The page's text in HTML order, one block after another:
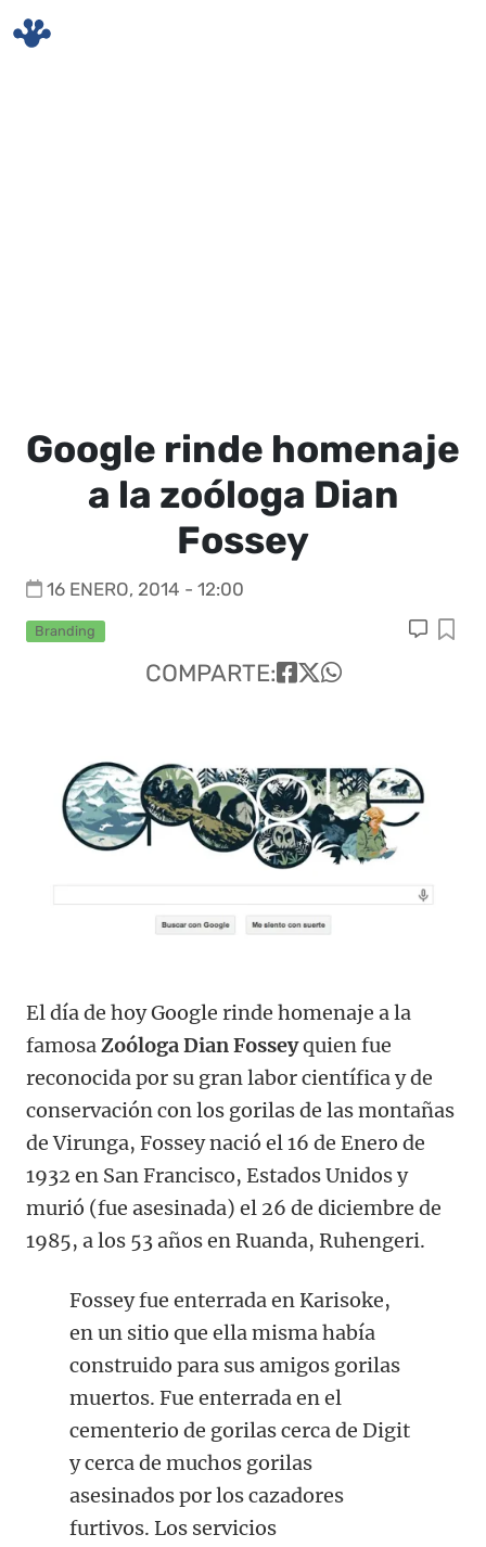
Google rinde homenaje
a la zoóloga Dian
Fossey
16 ENERO, 2014 - 12:00
Branding
COMPARTE:
El día de hoy Google rinde homenaje a la
famosaZoóloga Dian Fosseyquien fue
reconocida por su gran labor científica y de
conservación con los gorilas de las montañas
de Virunga, Fossey nació el 16 de Enero de
1932 en San Francisco, Estados Unidos y
murió (fue asesinada) el 26 de diciembre de
1985, a los 53 años en Ruanda, Ruhengeri.
Fossey fue enterrada en Karisoke,
en un sitio que ella misma había
construido para sus amigos gorilas
muertos. Fue enterrada en el
cementerio de gorilas cerca de Digit
y cerca de muchos gorilas
asesinados por los cazadores
furtivos. Los servicios